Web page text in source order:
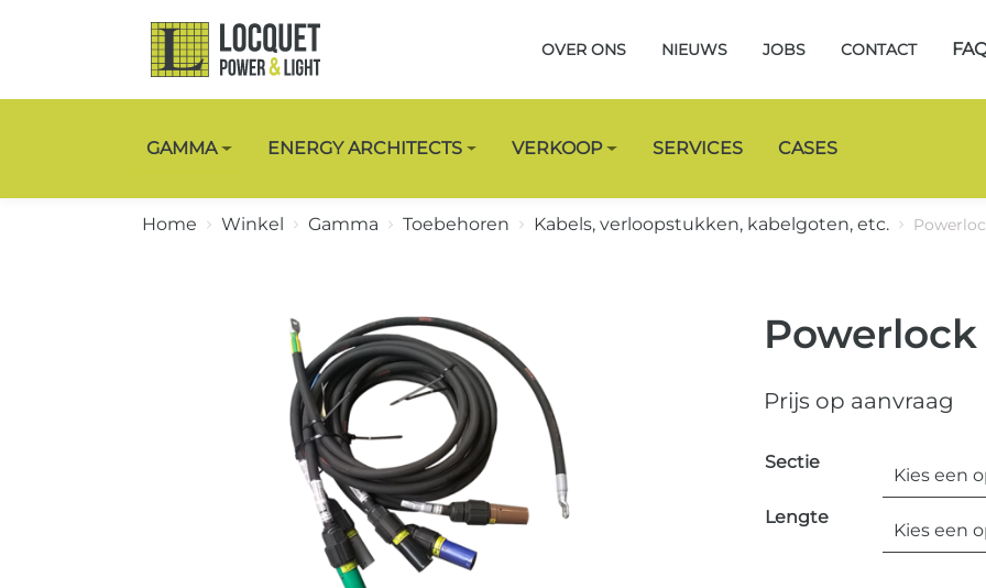
OVER ONS NIEUWS JOBS CONTACT
GAMMA ENERGY ARCHITECTS VERKOOP SERVICES CASES
Home Winkel Gamma Toebehoren Kabels, verloopstukken, kabelgoten, etc.
Prijs op aanvraag
Sectie
Lengte